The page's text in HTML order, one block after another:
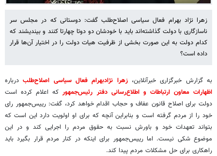
زهرا نژاد بهرام فعال سیاسی اصلاح‌طلب گفت: دوستانی که در مجلس سر
ناسازگاری با دولت گذاشته‌اند باید با خودشان دو دوتا چهارتا کنند و بیندیشند که
کدام دولت به این صورت بخشی از ظرفیت هیات دولت را در اختیار آن‌ها قرار
داده است؟
به گزارش خبرگزاری خبرآنلاین، زهرا نژادبهرام فعال سیاسی اصلاح‌طلبدرباره
اظهارات معاون ارتباطات و اطلاع‌رسانی دفتر رئیس‌جمهور که اعلام کرده است
دولت برای اصلاح قانون عفاف و حجاب اقدام خواهد کرد، گفت: رییس‌جمهور رای
خود را از مردم گرفته است و بنابراین آنچه که برای او اولویت دارد این است که
بتواند تعهدات خود و باورش نسبت به حقوق مردم را اجرایی کند و در این
موضوع شکی نیست. اما رییس‌جمهور برای اینکه در کنار مردم قرار بگیرد باید
راهکاری برای حل مشکلات مردم پیدا کند.